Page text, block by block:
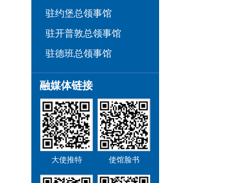
驻约堡总领事馆
驻开普敦总领事馆
驻德班总领事馆
融媒体链接
大使推特 使馆脸书